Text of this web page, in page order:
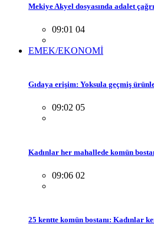
Mekiye Akyel dosyasında adalet
09:01 04
EMEK/EKONOMİ
Gıdaya erişim: Yoksula geçmiş
09:02 05
Kadınlar her mahallede komün
09:06 02
25 kentte komün bostanı: Kadınlar